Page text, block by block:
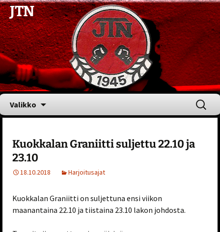
JTN
Valikko Haku:
Kuokkalan Graniitti suljettu 22.10 ja
23.10
18.10.2018 Harjoitusajat
Kuokkalan Graniitti on suljettuna ensi viikon
maanantaina 22.10 ja tiistaina 23.10 lakon johdosta.